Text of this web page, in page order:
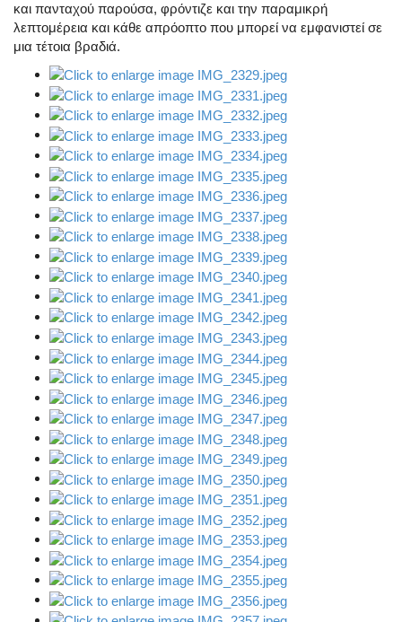
και πανταχού παρούσα, φρόντιζε και την παραμικρή
λεπτομέρεια και κάθε απρόοπτο που μπορεί να εμφανιστεί σε
μια τέτοια βραδιά.